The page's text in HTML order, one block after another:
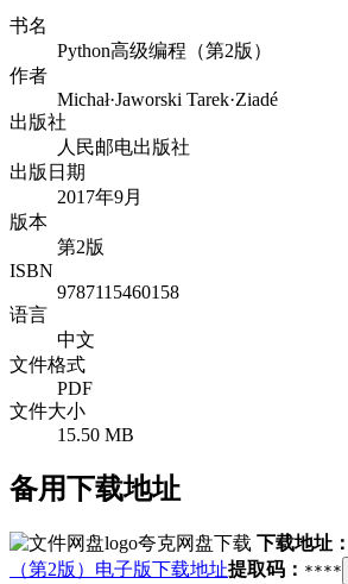
书名
Python高级编程（第2版）
作者
Michał·Jaworski Tarek·Ziadé
出版社
人民邮电出版社
出版日期
2017年9月
版本
第2版
ISBN
9787115460158
语言
中文
文件格式
PDF
文件大小
15.50 MB
备用下载地址
夸克网盘下载 下载地址：
（第2版）电子版下载地址提取码： ****